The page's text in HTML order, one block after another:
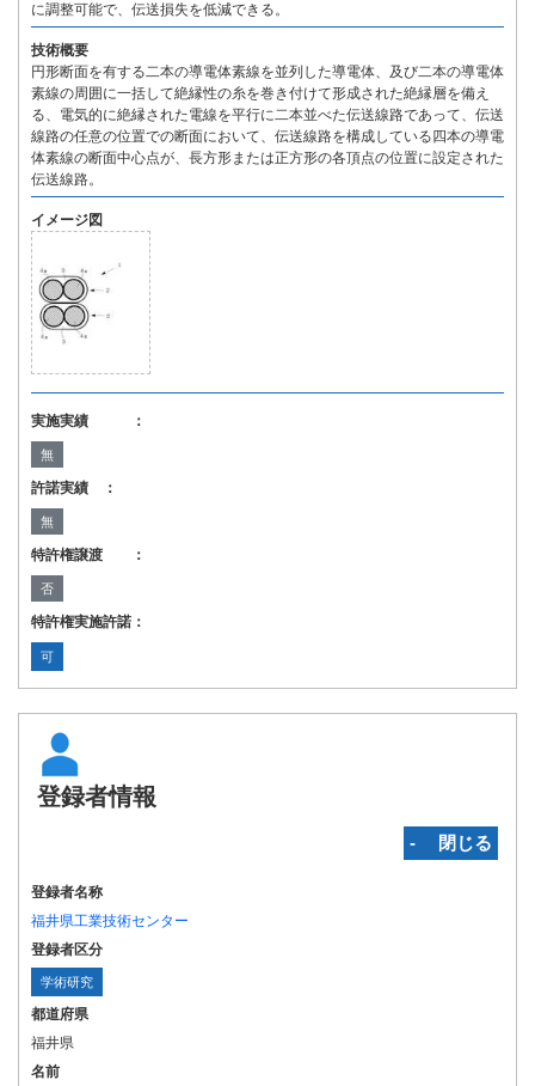
に調整可能で、伝送損失を低減できる。
技術概要
円形断面を有する二本の導電体素線を並列した導電体、及び二本の導電体
素線の周囲に一括して絶縁性の糸を巻き付けて形成された絶縁層を備え
る、電気的に絶縁された電線を平行に二本並べた伝送線路であって、伝送
線路の任意の位置での断面において、伝送線路を構成している四本の導電
体素線の断面中心点が、長方形または正方形の各頂点の位置に設定された
伝送線路。
イメージ図
実施実績 ：
無
許諾実績 ：
無
特許権譲渡 ：
否
特許権実施許諾：
可
登録者情報
‐ 閉じる
登録者名称
福井県工業技術センター
登録者区分
学術研究
都道府県
福井県
名前